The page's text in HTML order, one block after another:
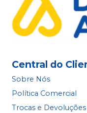
Central do
Sobre Nós
Política Comercial
Trocas e Devoluções